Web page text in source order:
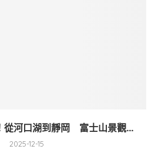
從河口湖到靜岡 富士山景觀...
2025-12-15